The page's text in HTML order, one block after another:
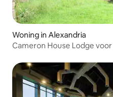
Woning in Alexandria
Cameron House Lodge